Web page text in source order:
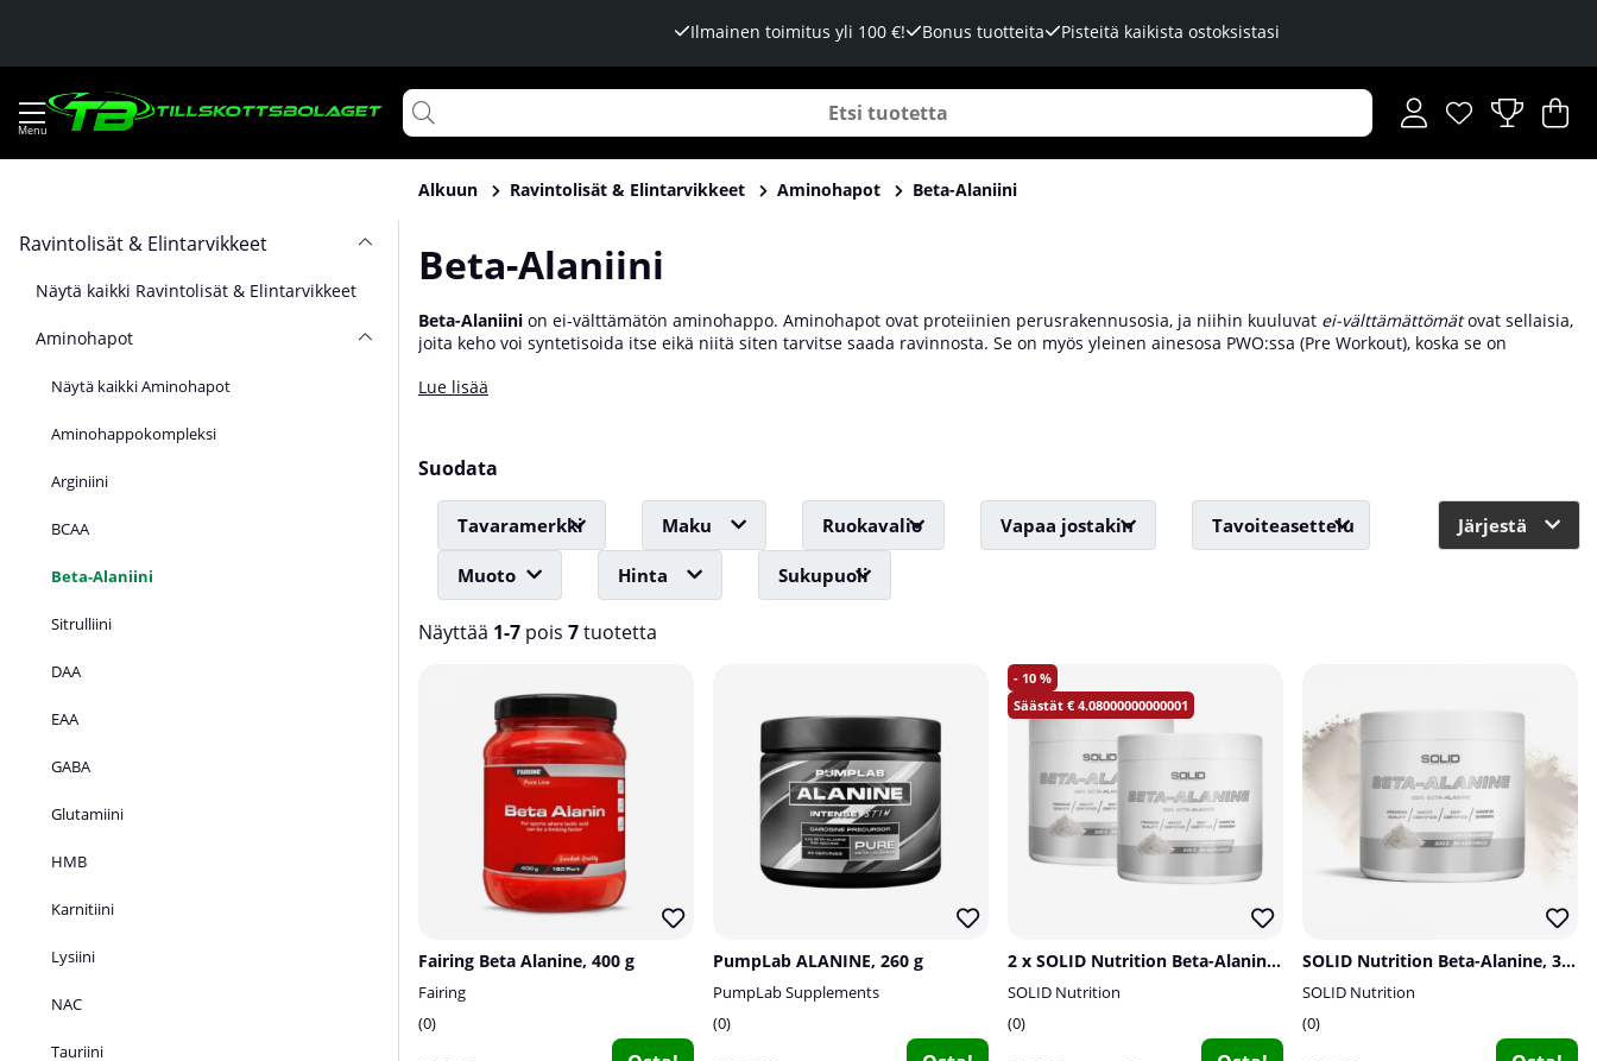
Ilmainen toimitus yli 100 €! Bonus tuotteita Pisteitä kaikista ostoksistasi
Toivelista
Lukumäärä
.
.
Alkuun Ravintolisät & Elintarvikkeet Aminohapot Beta-Alaniini
Ravintolisät & Elintarvikkeet
Näytä kaikki Ravintolisät & Elintarvikkeet
Aminohapot
Näytä kaikki Aminohapot
Aminohappokompleksi
Arginiini
BCAA
Beta-Alaniini
Sitrulliini
DAA
EAA
GABA
Glutamiini
HMB
Karnitiini
Lysiini
NAC
Tauriini
Beta-Alaniini
Beta-Alaniini on ei-välttämätön aminohappo. Aminohapot ovat proteiinien perusrakennusosia, ja niihin kuuluvat ei-välttämättömätovat sellaisia,
joita keho voi syntetisoida itse eikä niitä siten tarvitse saada ravinnosta. Se on myös yleinen ainesosa PWO:ssa (Pre Workout), koska se on
karnosiinin tuotantoa, joka on dipeptidi, jota esiintyy laajasti lihas- ja aivokudoksessa. Täältä löydät kaikki lisäravinteet, joissa on Beta-Alaniinia
Lue lisää
Suodata
Tavaramerkki Maku Ruokavalio Vapaa jostakin Tavoiteasettelu
Muoto Hinta Sukupuoli
Järjestä
Näyttää 1-7 pois 7tuotetta
Fairing Beta Alanine, 400 g
Fairing
0
PumpLab ALANINE, 260 g
PumpLab Supplements
0
10
4.08000000000001
2 x SOLID Nutrition Beta-Alanine, 320 g
SOLID Nutrition
0
SOLID Nutrition Beta-Alanine, 320 g
SOLID Nutrition
0